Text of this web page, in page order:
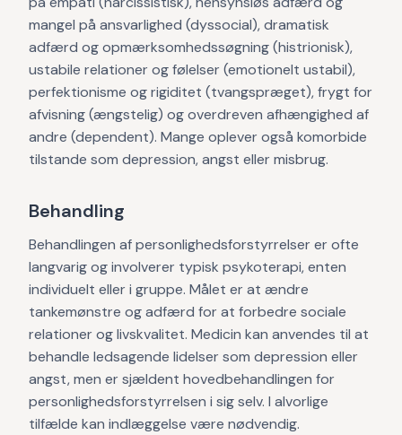
mangel på ansvarlighed (dyssocial), dramatisk
adfærd og opmærksomhedssøgning (histrionisk),
ustabile relationer og følelser (emotionelt ustabil),
perfektionisme og rigiditet (tvangspræget), frygt for
afvisning (ængstelig) og overdreven afhængighed af
andre (dependent). Mange oplever også komorbide
tilstande som depression, angst eller misbrug.
Behandling
Behandlingen af personlighedsforstyrrelser er ofte
langvarig og involverer typisk psykoterapi, enten
individuelt eller i gruppe. Målet er at ændre
tankemønstre og adfærd for at forbedre sociale
relationer og livskvalitet. Medicin kan anvendes til at
behandle ledsagende lidelser som depression eller
angst, men er sjældent hovedbehandlingen for
personlighedsforstyrrelsen i sig selv. I alvorlige
tilfælde kan indlæggelse være nødvendig.